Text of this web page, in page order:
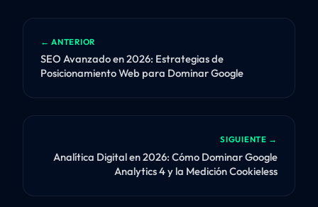
← ANTERIOR
SEO Avanzado en 2026: Estrategias de
Posicionamiento Web para Dominar Google
SIGUIENTE →
Analítica Digital en 2026: Cómo Dominar Google
Analytics 4 y la Medición Cookieless